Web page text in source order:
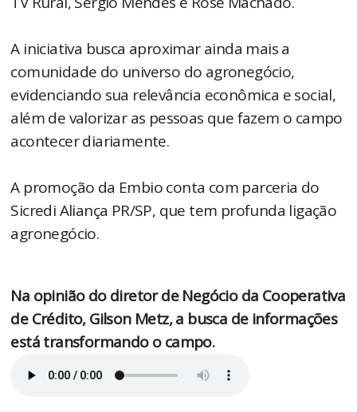
A iniciativa busca aproximar ainda mais a
comunidade do universo do agronegócio,
evidenciando sua relevância econômica e social,
além de valorizar as pessoas que fazem o campo
acontecer diariamente.
A promoção da Embio conta com parceria do
Sicredi Aliança PR/SP, que tem profunda ligação
agronegócio.
Na opinião do diretor de Negócio da Cooperativa
de Crédito, Gilson Metz, a busca de informações
está transformando o campo.